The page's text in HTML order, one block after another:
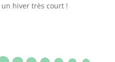
hiver très court !